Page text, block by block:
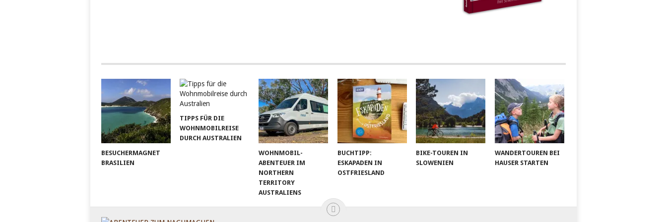
BESUCHERMAGNET
BRASILIEN
TIPPS FÜR DIE
WOHNMOBILREISE
DURCH AUSTRALIEN
WOHNMOBIL-
ABENTEUER IM
NORTHERN
TERRITORY
AUSTRALIENS
BUCHTIPP:
ESKAPADEN IN
OSTFRIESLAND
BIKE-TOUREN IN
SLOWENIEN
WANDERTOUREN BEI
HAUSER STARTEN